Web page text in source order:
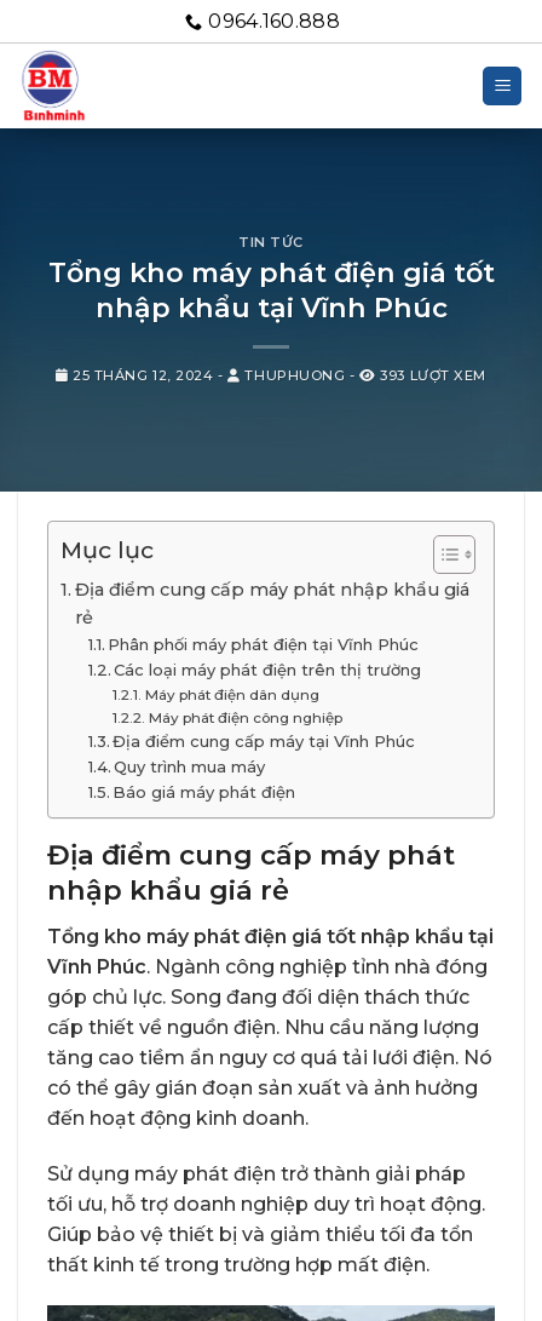
qua
nội
dung
0964.160.888
TIN TỨC
Tổng kho máy phát điện giá tốt
nhập khẩu tại Vĩnh Phúc
25 THÁNG 12, 2024 - THUPHUONG - 393 LƯỢT XEM
Mục lục
Địa điểm cung cấp máy phát nhập khẩu giá
rẻ
Phân phối máy phát điện tại Vĩnh Phúc
Các loại máy phát điện trên thị trường
Máy phát điện dân dụng
Máy phát điện công nghiệp
Địa điểm cung cấp máy tại Vĩnh Phúc
Quy trình mua máy
Báo giá máy phát điện
Địa điểm cung cấp máy phát
nhập khẩu giá rẻ
Tổng kho máy phát điện giá tốt nhập khẩu tại
Vĩnh Phúc. Ngành công nghiệp tỉnh nhà đóng
góp chủ lực. Song đang đối diện thách thức
cấp thiết về nguồn điện. Nhu cầu năng lượng
tăng cao tiềm ẩn nguy cơ quá tải lưới điện. Nó
có thể gây gián đoạn sản xuất và ảnh hưởng
đến hoạt động kinh doanh.
Sử dụng máy phát điện trở thành giải pháp
tối ưu, hỗ trợ doanh nghiệp duy trì hoạt động.
Giúp bảo vệ thiết bị và giảm thiểu tối đa tổn
thất kinh tế trong trường hợp mất điện.